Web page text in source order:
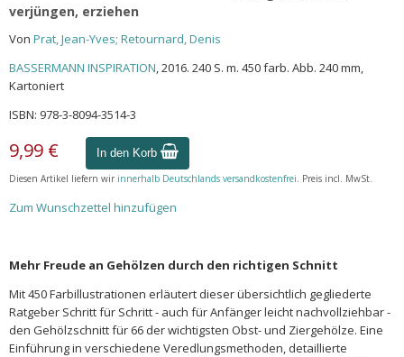
verjüngen, erziehen
Von Prat, Jean-Yves; Retournard, Denis
BASSERMANN INSPIRATION, 2016. 240 S. m. 450 farb. Abb. 240 mm,
Kartoniert
ISBN: 978-3-8094-3514-3
9,99 € In den Korb
Diesen Artikel liefern wir innerhalb Deutschlands versandkostenfrei. Preis incl. MwSt.
Zum Wunschzettel hinzufügen
Mehr Freude an Gehölzen durch den richtigen Schnitt
Mit 450 Farbillustrationen erläutert dieser übersichtlich gegliederte
Ratgeber Schritt für Schritt - auch für Anfänger leicht nachvollziehbar -
den Gehölzschnitt für 66 der wichtigsten Obst- und Ziergehölze. Eine
Einführung in verschiedene Veredlungsmethoden, detaillierte